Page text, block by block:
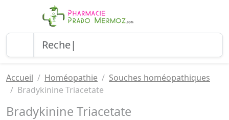
Accueil Homéopathie
Souches homéopathiques
Bradykinine Triacetate
Bradykinine Triacetate